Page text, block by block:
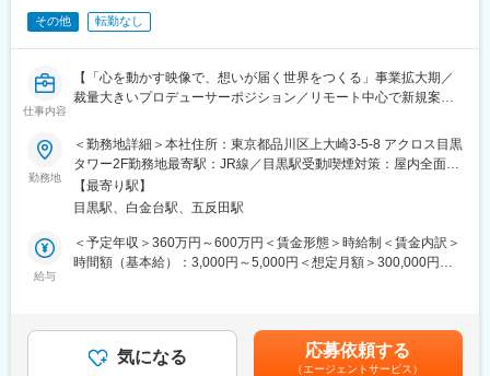
その他 転勤なし
仕事内容
【「心を動かす映像で、想いが届く世界をつくる」事業拡大期／
裁量大きいプロデューサーポジション／リモート中心で新規案件
■業務概要
当社の映像制作事業「Bibra」にて、企画・構成から撮影、編集、
納品まで一貫して関わるプロデューサー業務をお任せします。単
なる映像制作にとどまらず、クライアントの事業課題やブランド
価値に深く向き合い、感情を動かす“伝わる映像”の実現をミッショ
ンとしています。新規案件創出や企画提案、プロデュース、関係
・自身のネットワークや人脈を活用した新規案件の創出（リード
獲得、ターゲット企業の選定、アプローチ設計、ニーズ発掘、初
期提案、必要に応じたアウトバウンド活動）
勤務地
＜勤務地詳細＞本社住所：東京都品川区上大崎3-5-8 アクロス目黒
タワー2F勤務地最寄駅：JR線／目黒駅受動喫煙対策：屋内全面禁
煙変更の範囲：会社の定める事業所（リモートワーク含む）
【最寄り駅】
目黒駅、白金台駅、五反田駅
給与
＜予定年収＞360万円～600万円＜賃金形態＞時給制＜賃金内訳＞
時間額（基本給）：3,000円～5,000円＜想定月額＞300,000円～
ンティブは案件創出・受注実績に応じて支給スキル・経験・稼働
条件に応じて、報酬条件は柔軟にご相談可能です。賃金はあくま
気になる 応募依頼する
（エージェントサービス）